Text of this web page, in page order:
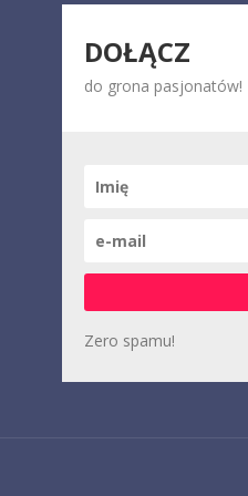
DOŁĄCZ
do grona pasjonatów!
Zero spamu!